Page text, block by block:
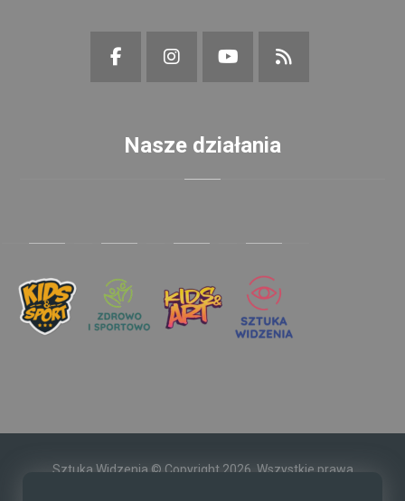
Nasze działania
Sztuka Widzenia © Copyright 2026. Wszystkie prawa